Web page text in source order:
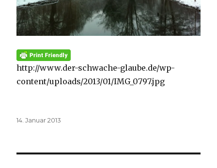
http://www.der-schwache-glaube.de/wp-
content/uploads/2013/01/IMG_0797.jpg
Veröffentlicht
14. Januar 2013